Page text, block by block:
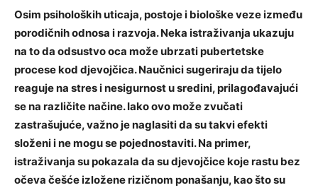
Osim psiholoških uticaja, postoje i biološke veze između
porodičnih odnosa i razvoja. Neka istraživanja ukazuju
na to da odsustvo oca može ubrzati pubertetske
procese kod djevojčica. Naučnici sugeriraju da tijelo
reaguje na stres i nesigurnost u sredini, prilagođavajući
se na različite načine.Iako ovo može zvučati
zastrašujuće, važno je naglasiti da su takvi efekti
složeni i ne mogu se pojednostaviti.Na primer,
istraživanja su pokazala da su djevojčice koje rastu bez
očeva češće izložene rizičnom ponašanju, kao što su